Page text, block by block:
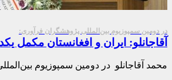
در دومین سمپوزیوم بین‌المللی پژوهشگران فرآوری:
آقاجانلو: ایران و افغانستان
محمد آقاجانلو در دومین سمپوزیوم